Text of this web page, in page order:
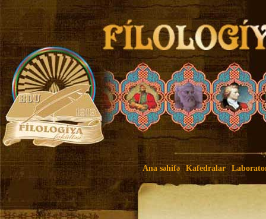
Ana səhifə Kafedralar